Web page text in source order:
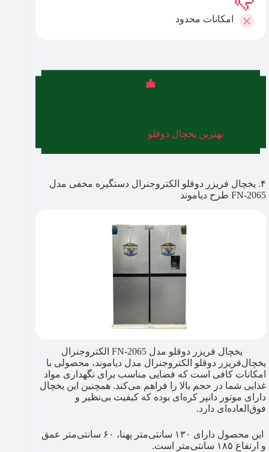
امکانات محدود
بهترین یخچال دوقلو
۴. یخچال فریزر دوقلو الکتروجنرال دستگیره مخفی مدل
FN-2065 طرح دیاموند
یخچال فریزر دوقلو مدل FN-2065 الکتروجنرال
یخچال‌فریزر دوقلو الکتروجنرال مدل دیاموند، محصولی با
امکانات کافی است که فضایی مناسب برای نگهداری مواد
غذایی شما در حجم بالا را فراهم می‌کند. همچنین این یخچال
دارای موتور دانپر کره‌ای بوده که کیفیت بی‌نظیر و
فوق‌العاده‌ای دارد.
این محصول دارای ۱۳۰ سانتی‌متر پهنا، ۶۰ سانتی‌متر عمق
و ارتفاع ۱۸۵ سانتی‌متر است.